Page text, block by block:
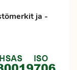
ja -